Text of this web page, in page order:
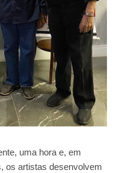
uma hora e, em
os artistas desenvolvem